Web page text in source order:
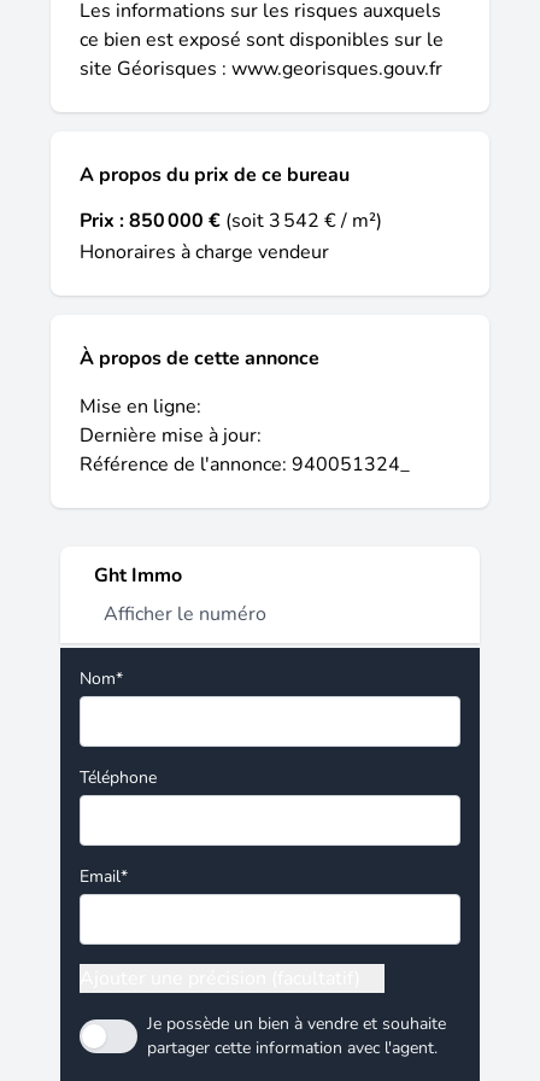
Les informations sur les risques auxquels
ce bien est exposé sont disponibles sur le
site Géorisques : www.georisques.gouv.fr
A propos du prix de ce bureau
Prix :850 000 € (soit 3 542 € / m²)
Honoraires à charge vendeur
À propos de cette annonce
Mise en ligne:
Dernière mise à jour:
Référence de l'annonce: 940051324_
Ght Immo
Afficher le numéro
Nom*
Téléphone
Email*
Je possède un bien à vendre et souhaite
partager cette information avec l'agent.